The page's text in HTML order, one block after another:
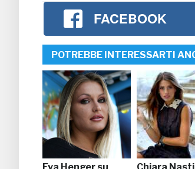
FACEBOOK
POTREBBE INTERESSARTI